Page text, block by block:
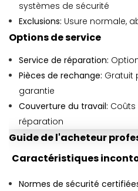
systèmes de sécurité
Exclusions: Usure normale,
Options de service
Service de réparation:
Pièces de rechange: Gratuit
garantie
Couverture du travail:
réparation
Guide de l'acheteur
Caractéristiques
Normes de sécurité